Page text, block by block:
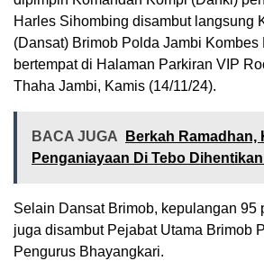
Harles Sihombing disambut langsung
(Dansat) Brimob Polda Jambi
bertempat di Halaman Parkiran VIP
Thaha Jambi, Kamis (14/11/24).
BACA JUGA
Berkah Ramadhan,
Penganiayaan Di Tebo
Selain Dansat Brimob, kepulangan 95
juga disambut Pejabat Utama Brimob
Pengurus Bhayangkari.